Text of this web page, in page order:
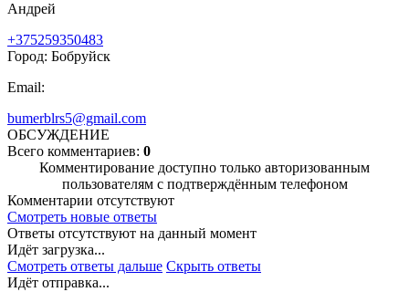
Андрей
+375259350483
Город: Бобруйск
Email:
bumerblrs5@gmail.com
ОБСУЖДЕНИЕ
Всего комментариев: 0
Комментирование доступно только авторизованным
пользователям с подтверждённым телефоном
Комментарии отсутствуют
Смотреть новые ответы
Ответы отсутствуют на данный момент
Идёт загрузка...
Смотреть ответы дальше Скрыть ответы
Идёт отправка...